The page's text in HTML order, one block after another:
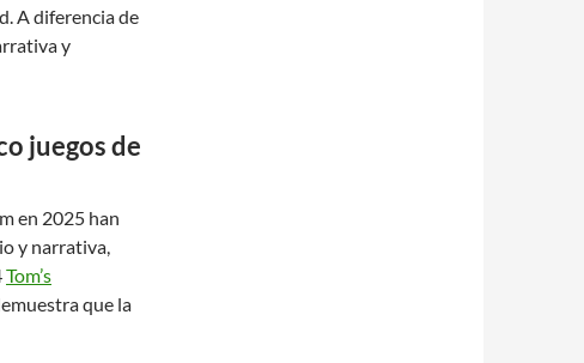
A diferencia de
y
juegos de
en 2025 han
y narrativa,
Tom’s
que la